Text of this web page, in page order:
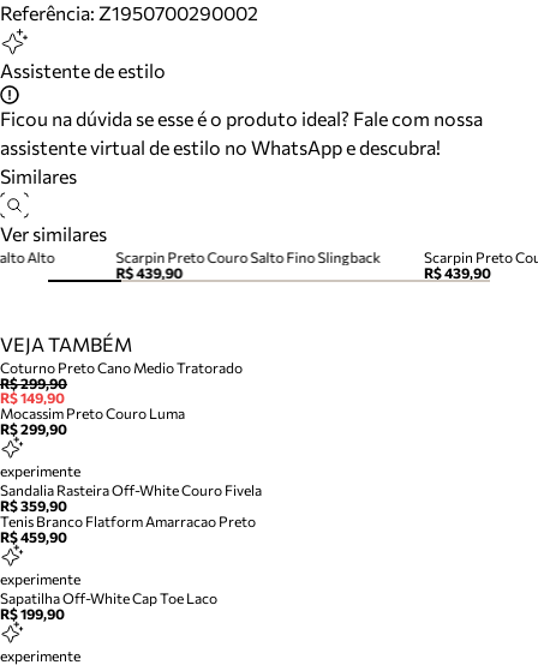
Referência: Z1950700290002
Assistente de estilo
Ficou na dúvida se esse é o produto ideal? Fale com nossa
assistente virtual de estilo no WhatsApp e descubra!
Similares
Ver similares
Scarpin Preto Couro Salto Fino Slingback
R$ 439,90
Scarpin Preto
R$ 439,90
Alto
VEJA TAMBÉM
Coturno Preto Cano Medio Tratorado
R$ 299,90
R$ 149,90
Mocassim Preto Couro Luma
R$ 299,90
experimente
Sandalia Rasteira Off-White Couro Fivela
R$ 359,90
Tenis Branco Flatform Amarracao Preto
R$ 459,90
experimente
Sapatilha Off-White Cap Toe Laco
R$ 199,90
experimente